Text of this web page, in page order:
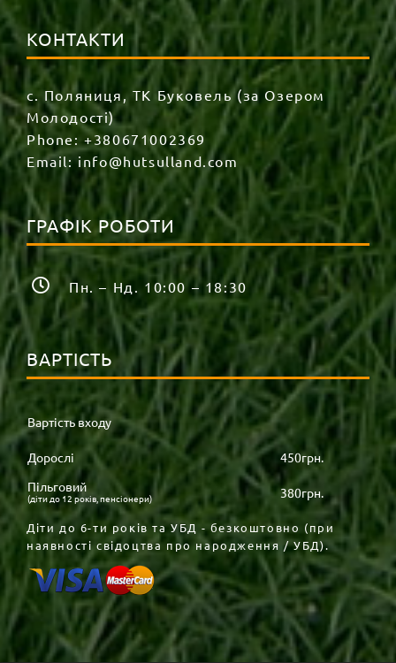
КОНТАКТИ
с. Поляниця, ТК Буковель (за Озером
Молодості)
Phone:+380671002369
Email:info@hutsulland.com
ГРАФІК РОБОТИ
Пн. – Нд. 10:00 – 18:30
ВАРТІСТЬ
Вартість входу
Дорослі
450грн.
Пільговий
(діти до 12 років, пенсіонери) 380грн.
Діти до 6-ти років та УБД - безкоштовно (при
наявності свідоцтва про народження / УБД).